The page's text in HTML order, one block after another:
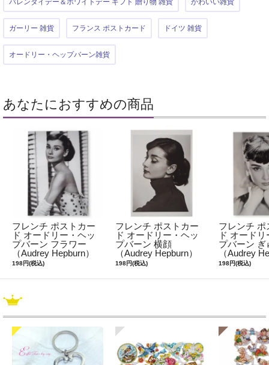
ガーリー 雑貨 フランス ポストカード ドイツ 雑貨
オードリー・ヘップバーン雑貨
あなたにおすすめの商品
フレンチ ポストカー
ド オードリー・ヘッ
プバーン フラワー
（Audrey Hepburn）
198円(税込)
フレンチ ポストカー
ド オードリー・ヘッ
プバーン 横顔
（Audrey Hepburn）
198円(税込)
フレンチ ポ
ド オード
プバーン ぎ
（Audrey
198円(税込)